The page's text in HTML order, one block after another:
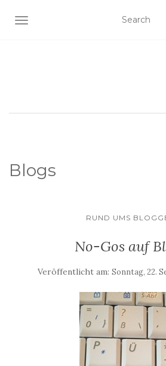
SCHALTE NAVIGATION
Blogs
RUND UMS
No-Gos auf
Veröffentlicht am: Sonntag, 22.